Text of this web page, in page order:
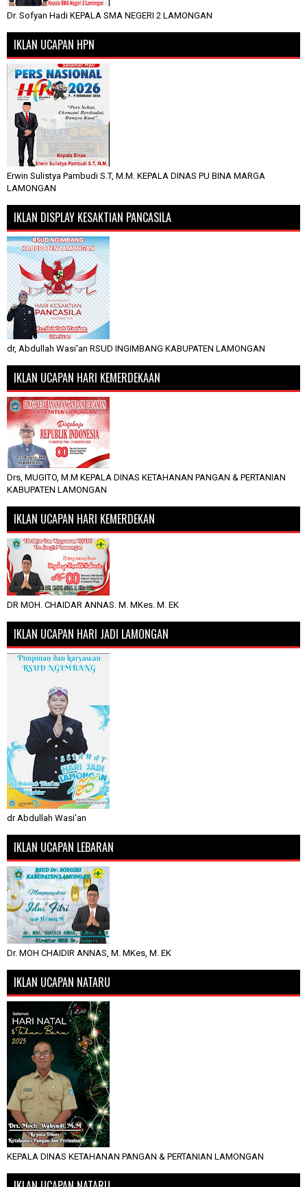
Dr. Sofyan Hadi KEPALA SMA NEGERI 2 LAMONGAN
IKLAN UCAPAN HPN
Erwin Sulistya Pambudi S.T, M.M. KEPALA DINAS PU BINA MARGA
LAMONGAN
IKLAN DISPLAY KESAKTIAN PANCASILA
dr, Abdullah Wasi'an RSUD INGIMBANG KABUPATEN LAMONGAN
IKLAN UCAPAN HARI KEMERDEKAAN
Drs, MUGITO, M.M KEPALA DINAS KETAHANAN PANGAN & PERTANIAN
KABUPATEN LAMONGAN
IKLAN UCAPAN HARI KEMERDEKAN
DR MOH. CHAIDAR ANNAS. M. MKes. M. EK
IKLAN UCAPAN HARI JADI LAMONGAN
dr Abdullah Wasi'an
IKLAN UCAPAN LEBARAN
Dr. MOH CHAIDIR ANNAS, M. MKes, M. EK
IKLAN UCAPAN NATARU
KEPALA DINAS KETAHANAN PANGAN & PERTANIAN LAMONGAN